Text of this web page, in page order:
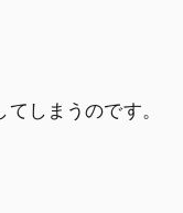
しまうのです。